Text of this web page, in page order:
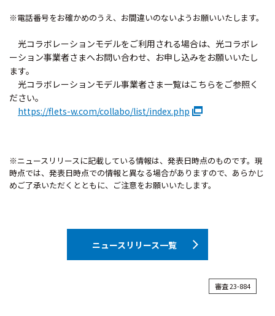
※電話番号をお確かめのうえ、お間違いのないようお願いいたします。
光コラボレーションモデルをご利用される場合は、光コラボレ
ーション事業者さまへお問い合わせ、お申し込みをお願いいたし
ます。
光コラボレーションモデル事業者さま一覧はこちらをご参照く
ださい。
https://flets-w.com/collabo/list/index.php
※ニュースリリースに記載している情報は、発表日時点のものです。現
時点では、発表日時点での情報と異なる場合がありますので、あらかじ
めご了承いただくとともに、ご注意をお願いいたします。
ニュースリリース一覧
審査 23-884